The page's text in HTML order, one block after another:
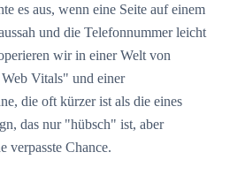
es aus, wenn eine Seite auf einem
und die Telefonnummer leicht
wir in einer Welt von
Vitals" und einer
die oft kürzer ist als die eines
das nur "hübsch" ist, aber
verpasste Chance.